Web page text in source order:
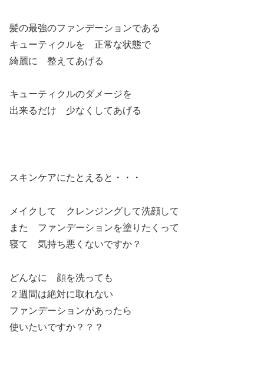
髪の最強のファンデーションである
キューティクルを 正常な状態で
綺麗に 整えてあげる
キューティクルのダメージを
出来るだけ 少なくしてあげる
スキンケアにたとえると・・・
メイクして クレンジングして洗顔して
また ファンデーションを塗りたくって
寝て 気持ち悪くないですか？
どんなに 顔を洗っても
２週間は絶対に取れない
ファンデーションがあったら
使いたいですか？？？